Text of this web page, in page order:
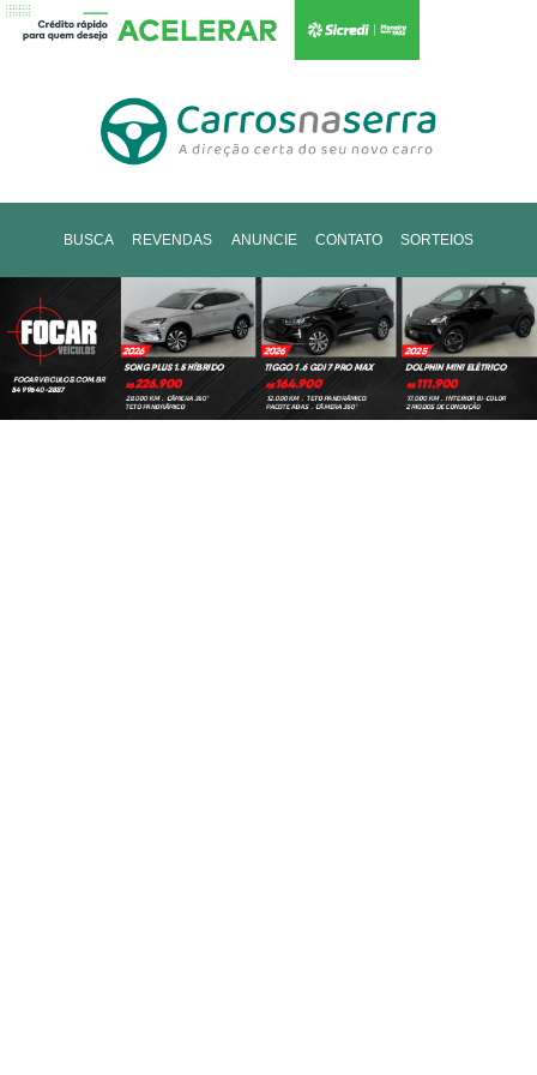
BUSCA REVENDAS ANUNCIE CONTATO SORTEIOS